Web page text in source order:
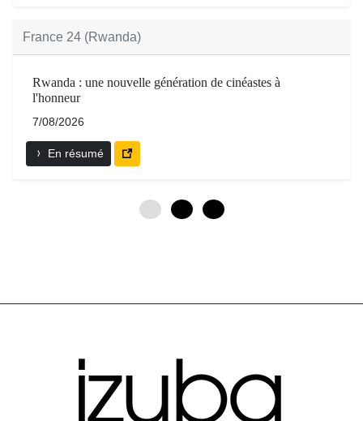
France 24 (Rwanda)
Rwanda : une nouvelle génération de cinéastes à
l'honneur
7/08/2026
En résumé